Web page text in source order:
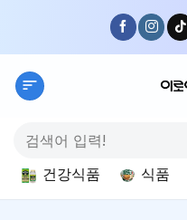
content
색:
건강식품 식품